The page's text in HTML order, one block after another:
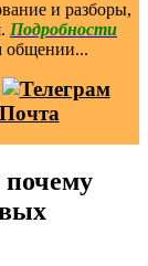
и разборы,
Подробности
общении...